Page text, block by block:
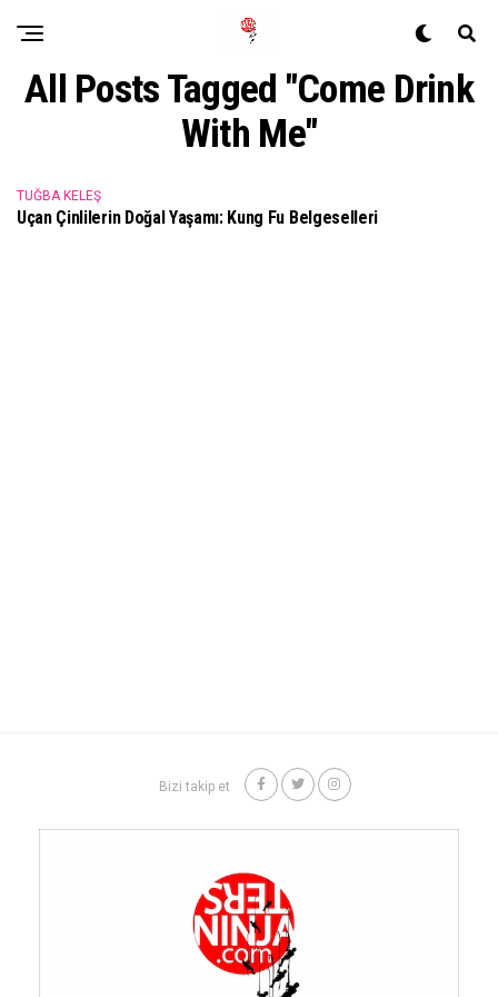
All Posts Tagged "Come Drink
With Me"
TUĞBA KELEŞ
Uçan Çinlilerin Doğal Yaşamı: Kung Fu Belgeselleri
Bizi takip et